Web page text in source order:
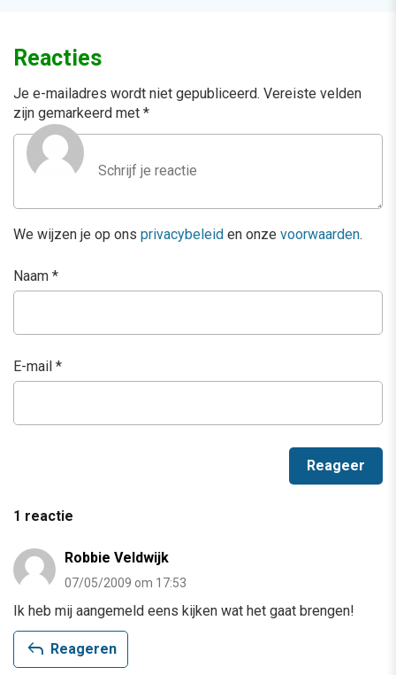
Reacties
Je e-mailadres wordt niet gepubliceerd. Vereiste velden
zijn gemarkeerd met *
We wijzen je op ons privacybeleid en onze voorwaarden.
Naam *
E-mail *
1 reactie
Robbie Veldwijk
07/05/2009 om 17:53
Ik heb mij aangemeld eens kijken wat het gaat brengen!
reply Reageren